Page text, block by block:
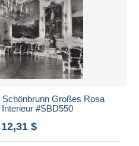
Großes Rosa
#SBD550
$